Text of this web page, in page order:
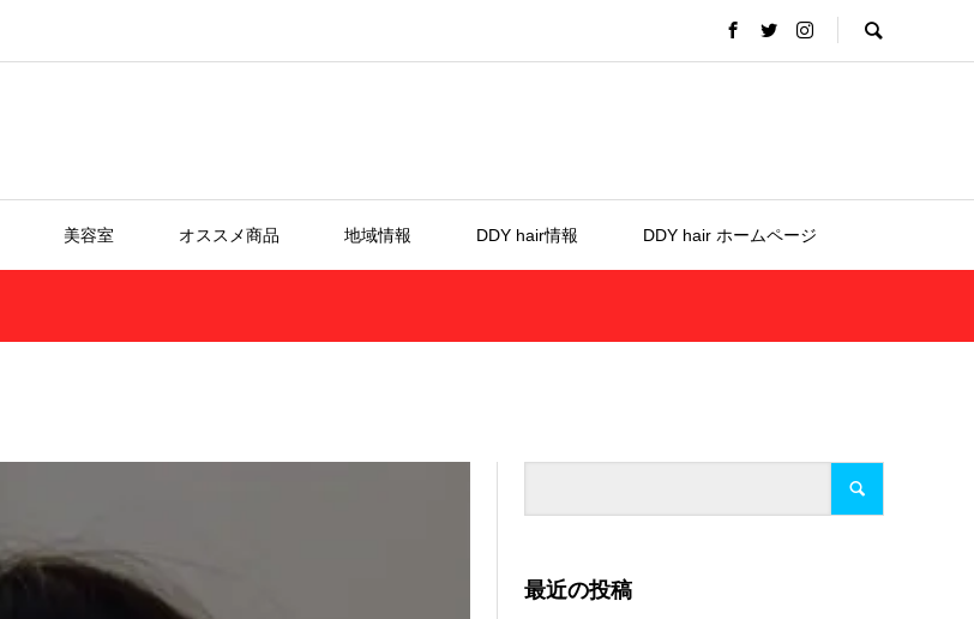
美容室 オススメ商品 地域情報 DDY hair情報 DDY hair ホームページ
最近の投稿